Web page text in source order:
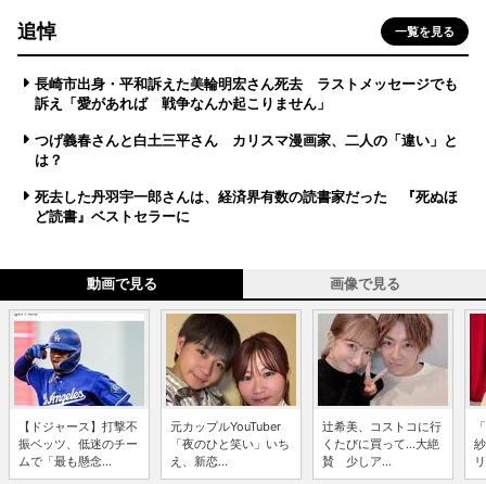
追悼 一覧を見る
長崎市出身・平和訴えた美輪明宏さん死去 ラストメッセージでも
訴え「愛があれば 戦争なんか起こりません」
つげ義春さんと白土三平さん カリスマ漫画家、二人の「違い」と
は？
死去した丹羽宇一郎さんは、経済界有数の読書家だった 『死ぬほ
ど読書』ベストセラーに
動画で見る 画像で見る
【ドジャース】打撃不
振ベッツ、低迷のチー
ムで「最も懸念...
元カップルYouTuber
「夜のひと笑い」いち
え、新恋...
辻希美、コストコに行
くたびに買って...大絶
賛 少しア...